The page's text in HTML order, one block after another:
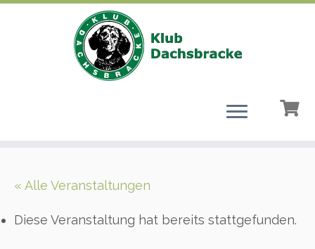
« Alle Veranstaltungen
Diese Veranstaltung hat bereits stattgefunden.